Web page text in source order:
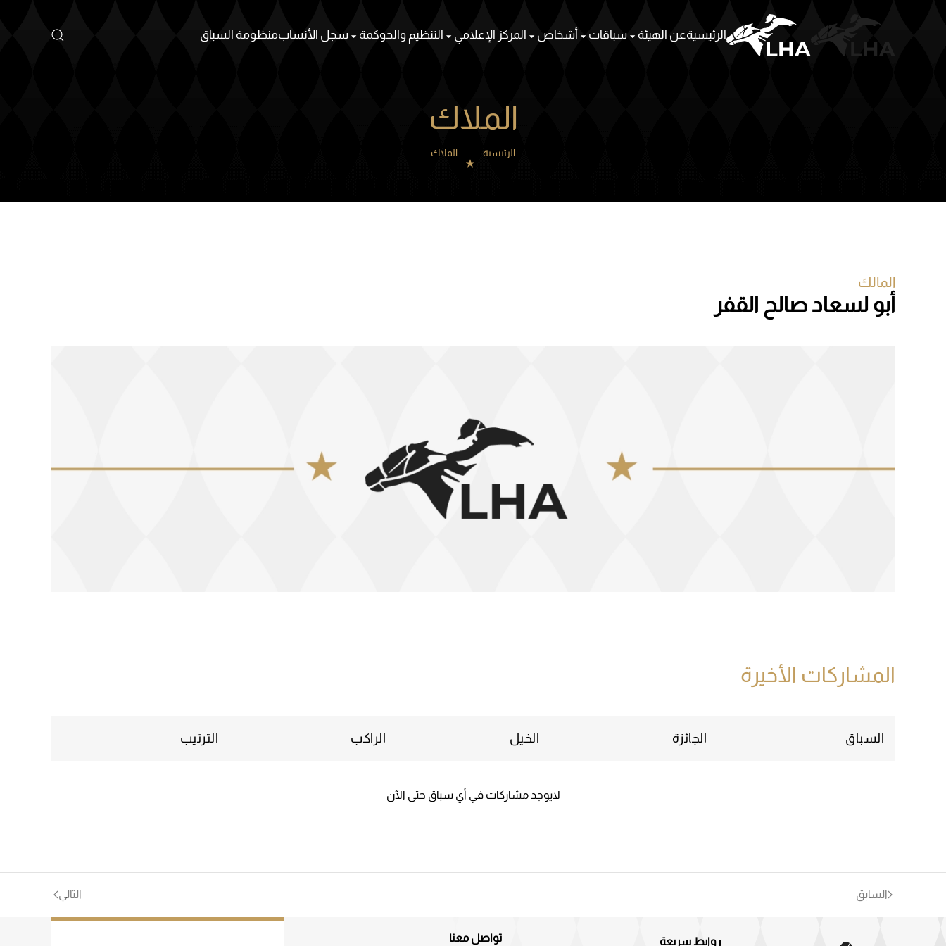
Skip to main content الرئيسيةعن الهيئة سباقات أشخاص المركز الإعلامي التنظيم والحوكمة سجل الأنسابمنظومة السباق
الملاك
الرئيسية الملاك
المالك
أبو لسعاد صالح القفر
المشاركات الأخيرة
السباق الجائزة الخيل الراكب الترتيب
لايوجد مشاركات في أي سباق حتى الآن
السابق التالي
روابط سريعة تواصل معنا